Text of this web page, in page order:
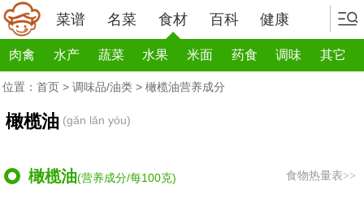
菜谱 名菜 食材 百科 健康
肉禽 水产 蔬菜 水果 米面 药食 调味 其它
位置： 首页 > 调味品/油类 > 橄榄油营养成分
橄榄油 (gǎn lǎn yóu)
橄榄油(营养成分/每100克) 食物热量表>>